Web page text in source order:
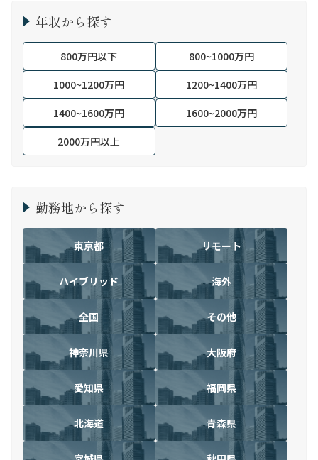
年収から探す
800万円以下
800~1000万円
1000~1200万円
1200~1400万円
1400~1600万円
1600~2000万円
2000万円以上
勤務地から探す
東京都 リモート
ハイブリッド 海外
全国 その他
神奈川県 大阪府
愛知県 福岡県
北海道 青森県